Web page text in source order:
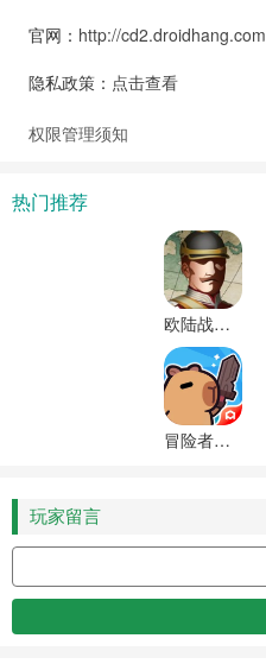
官网： http://cd2.droidhang.com
隐私政策： 点击查看
权限管理须知
热门推荐
欧陆战争61914无限金币无限勋章版
冒险者日记游戏最新版本下载安装
玩家留言